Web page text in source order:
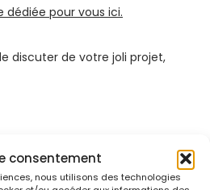
consentement
nous utilisons des technologies
dédiée pour vous ici.
discuter de votre joli projet,